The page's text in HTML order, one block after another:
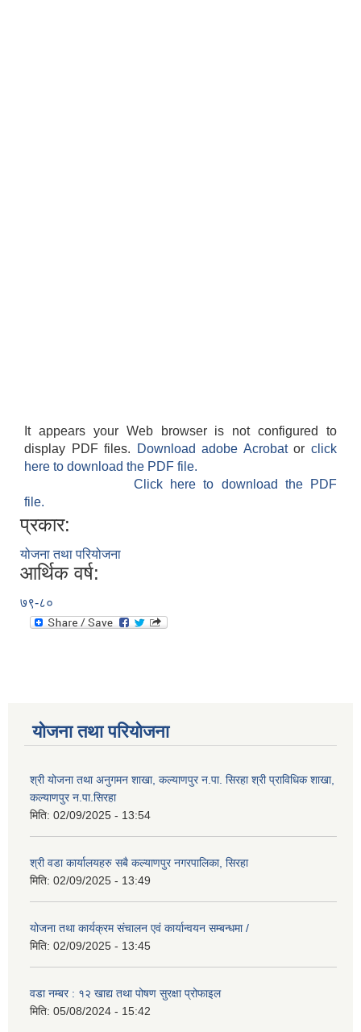
It appears your Web browser is not configured to
display PDF files.
Download adobe Acrobatorclick
here to download the PDF file.
Click here to download the PDF
file.
प्रकार:
योजना तथा परियोजना
आर्थिक वर्ष:
७९-८०
योजना तथा परियोजना
श्री योजना तथा अनुगमन शाखा, कल्याणपुर न.पा. सिरहा श्री प्राविधिक शाखा,
कल्याणपुर न.पा.सिरहा
मिति: 02/09/2025 - 13:54
श्री वडा कार्यालयहरु सबै कल्याणपुर नगरपालिका, सिरहा
मिति: 02/09/2025 - 13:49
योजना तथा कार्यक्रम संचालन एवं कार्यान्वयन सम्बन्धमा /
मिति: 02/09/2025 - 13:45
वडा नम्बर : १२ खाद्य तथा पोषण सुरक्षा प्रोफाइल
मिति: 05/08/2024 - 15:42